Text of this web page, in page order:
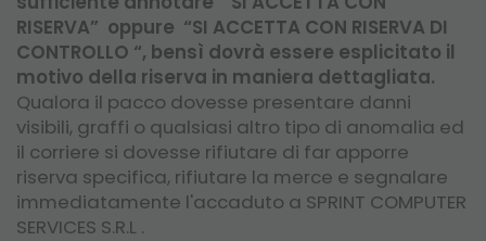
RISERVA” oppure “SI ACCETTA CON RISERVA DI
CONTROLLO “, bensì dovrà essere esplicitato il
motivo della riserva in maniera dettagliata.
Qualora il pacco dovesse presentare danni
visibili, graffi o qualsiasi altro tipo di anomalia ed
il corriere si dovesse rifiutare di far apporre
riserva specifica, rifiutare la merce e segnalare
immediatamente l'accaduto a SPRINT COMPUTER
SERVICES S.R.L .